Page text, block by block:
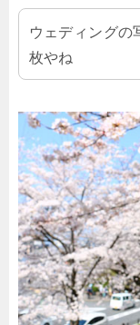
ウェディングの
枚やね